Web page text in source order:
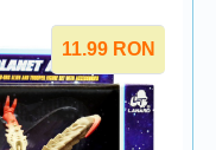
11.99 RON